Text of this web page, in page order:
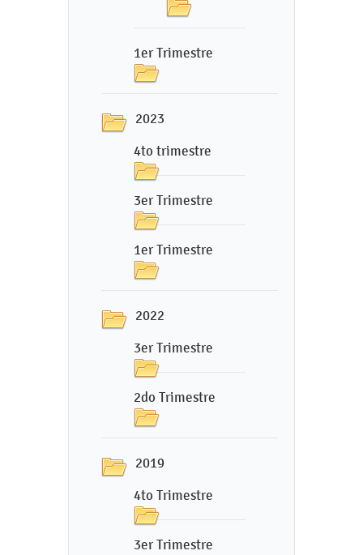
1er Trimestre
2023
4to trimestre
3er Trimestre
1er Trimestre
2022
3er Trimestre
2do Trimestre
2019
4to Trimestre
3er Trimestre